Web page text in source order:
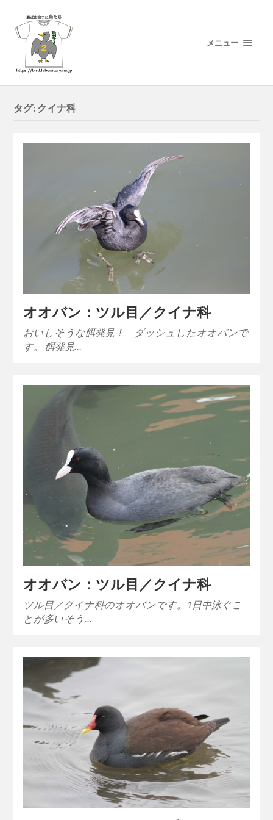
メニュー
タグ: クイナ科
オオバン：ツル目／クイナ科
おいしそうな餌発見！ ダッシュしたオオバンで
す。 餌発見…
オオバン：ツル目／クイナ科
ツル目／クイナ科のオオバンです。1日中泳ぐこ
とが多いそう…